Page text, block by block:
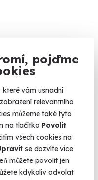
pojďme
vám usnadní
relevantního
můžeme také tyto
na tlačítko Povolit
všech cookies na
se dozvíte více
můžete povolit jen
kdykoliv odvolat